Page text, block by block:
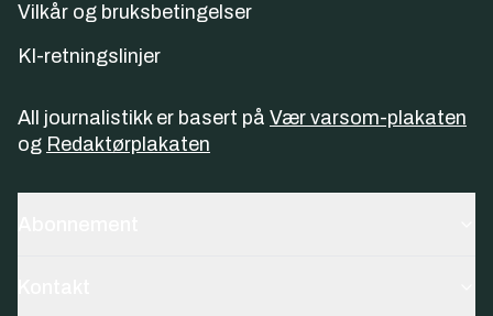
Vilkår og bruksbetingelser
KI-retningslinjer
All journalistikk er basert på Vær varsom-plakaten
og Redaktørplakaten